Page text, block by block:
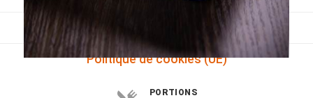
Politique de cookies (UE)
PORTIONS